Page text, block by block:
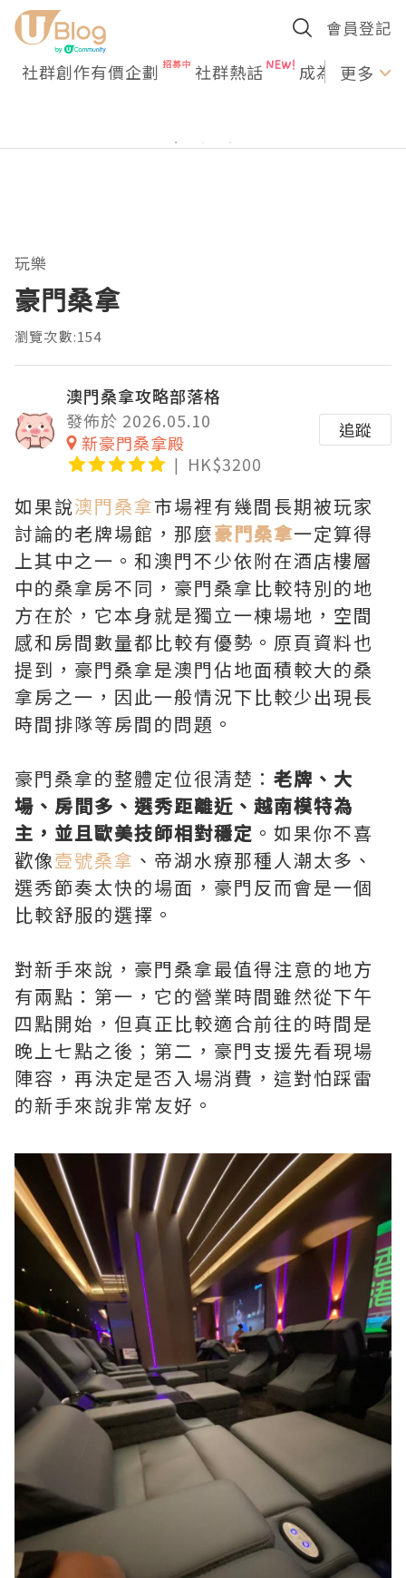
會員登記
社群創作有價企劃 社群熱話 成為U更多
玩樂
豪門桑拿
瀏覽次數:154
澳門桑拿攻略部落格
發佈於 2026.05.10
新豪門桑拿殿
HK$3200
追蹤
如果說澳門桑拿市場裡有幾間長期被玩家
討論的老牌場館，那麼豪門桑拿一定算得
上其中之一。和澳門不少依附在酒店樓層
中的桑拿房不同，豪門桑拿比較特別的地
方在於，它本身就是獨立一棟場地，空間
感和房間數量都比較有優勢。原頁資料也
提到，豪門桑拿是澳門佔地面積較大的桑
拿房之一，因此一般情況下比較少出現長
時間排隊等房間的問題。
豪門桑拿的整體定位很清楚： 老牌、大
場、房間多、選秀距離近、越南模特為
主，並且歐美技師相對穩定 。如果你不喜
歡像壹號桑拿 、帝湖水療那種人潮太多、
選秀節奏太快的場面，豪門反而會是一個
比較舒服的選擇。
對新手來說，豪門桑拿最值得注意的地方
有兩點：第一，它的營業時間雖然從下午
四點開始，但真正比較適合前往的時間是
晚上七點之後；第二，豪門支援先看現場
陣容，再決定是否入場消費，這對怕踩雷
的新手來說非常友好。